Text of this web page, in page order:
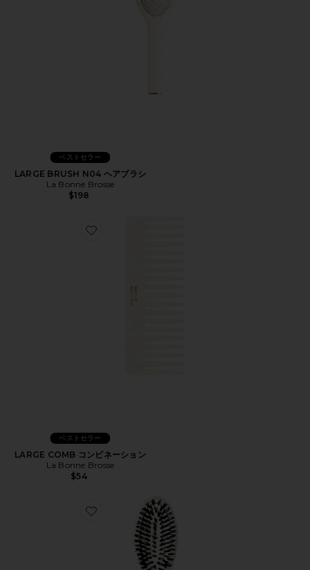
ベストセラー
LARGE BRUSH N04 ヘアブラシ
La Bonne Brosse
$198
Favorite LARGE COMB コンビネーション
ベストセラー
LARGE COMB コンビネーション
La Bonne Brosse
$54
Favorite SMALL BRUSH N02 ヘアブラシ